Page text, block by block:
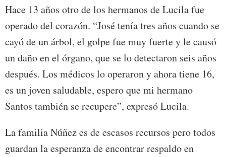
Hace 13 años otro de los hermanos de Lucila fue
operado del corazón. “José tenía tres años cuando se
cayó de un árbol, el golpe fue muy fuerte y le causó
un daño en el órgano, que se lo detectaron seis años
después. Los médicos lo operaron y ahora tiene 16,
es un joven saludable, espero que mi hermano
Santos también se recupere”, expresó Lucila.
La familia Núñez es de escasos recursos pero todos
guardan la esperanza de encontrar respaldo en